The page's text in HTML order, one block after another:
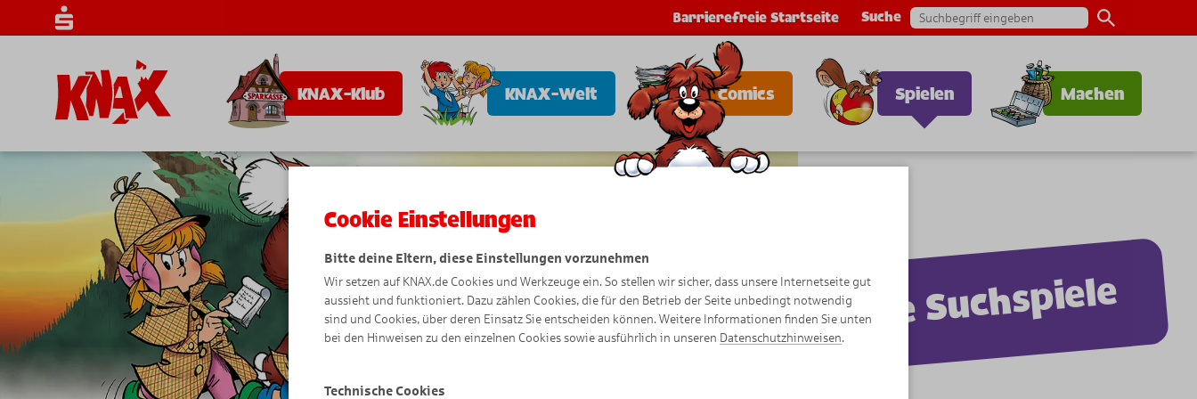
Barrierefreie Startseite Suche
KNAX-Klub KNAX-Welt Comics Spielen Machen
Coole Suchspiele
Cookie Einstellungen
Bitte deine Eltern, diese Einstellungen vorzunehmen
Wir setzen auf KNAX.de Cookies und Werkzeuge ein. So stellen wir sicher, dass unsere Internetseite gut
aussieht und funktioniert. Dazu zählen Cookies, die für den Betrieb der Seite unbedingt notwendig
sind und Cookies, über deren Einsatz Sie entscheiden können. Weitere Informationen finden Sie unten
bei den Hinweisen zu den einzelnen Cookies sowie ausführlich in unseren Datenschutzhinweisen.
Technische Cookies